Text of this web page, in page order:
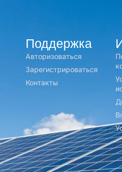
Поддержка
Авторизоваться
Зарегистрироваться
Контакты